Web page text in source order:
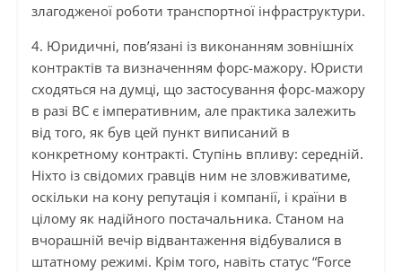
злагодженої роботи транспортної інфраструктури.
4. Юридичні, пов’язані із виконанням зовнішніх
контрактів та визначенням форс-мажору. Юристи
сходяться на думці, що застосування форс-мажору
в разі ВСє імперативним, але практика залежить
від того, як був цей пункт виписаний в
конкретному контракті. Ступінь впливу: середній.
Ніхто ізсвідомих гравців ним не зловживатиме,
оскільки на кону репутація і компанії, і країни в
цілому як надійного постачальника. Станом на
вчорашній вечір відвантаження відбувалися в
штатному режимі. Крім того, навіть статус “Force